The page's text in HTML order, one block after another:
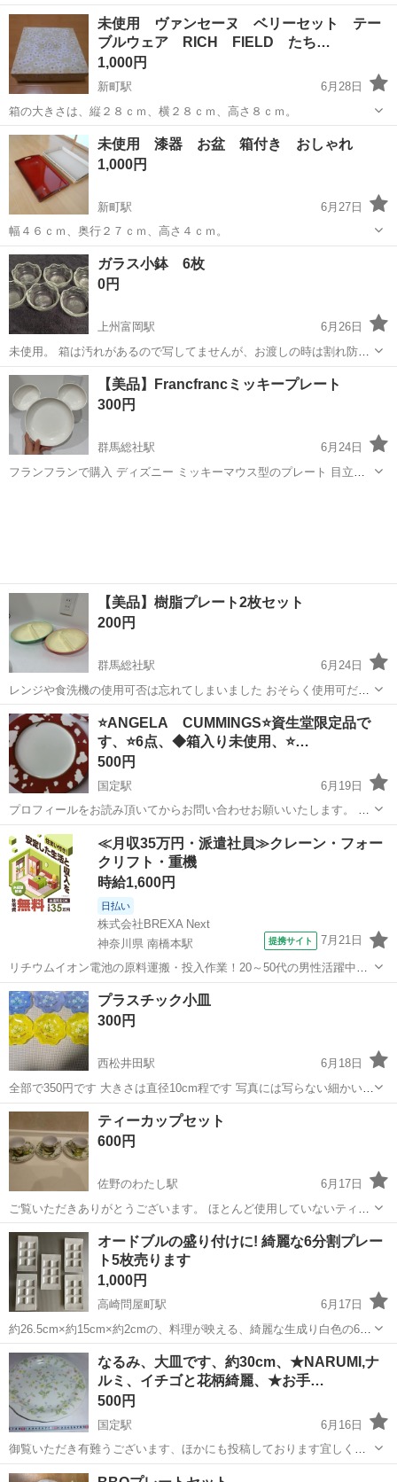
しくおねがいします。
群馬 安中市 磯部駅
未使用 ヴァンセーヌ ベリーセット テー
ブルウェア RICH FIELD たち…
1,000円
新町駅
6月28日
箱の大きさは、縦２８ｃｍ、横２８ｃｍ、高さ８ｃｍ。
群馬 佐波郡 新町駅 食器 たち吉
未使用 漆器 お盆 箱付き おしゃれ
1,000円
新町駅
6月27日
幅４６ｃｍ、奥行２７ｃｍ、高さ４ｃｍ。
群馬 佐波郡 新町駅 食器
ガラス小鉢 6枚
0円
上州富岡駅
6月26日
未使用。 箱は汚れがあるので写してませんが、お渡しの時は割れ防止
のため箱に入れます。 直径12.5センチ。 サイズ感が分かるように2枚
目は卵を入れてます。 ★富岡市近郊での受渡し希望
群馬 富岡市 上州富岡駅 小鉢
【美品】Francfrancミッキープレート
300円
群馬総社駅
6月24日
フランフランで購入 ディズニー ミッキーマウス型のプレート 目立っ
【美品】樹脂プレート2枚セット
200円
群馬総社駅
6月24日
レンジや食洗機の使用可否は忘れてしまいました おそらく使用可だっ
たと思います 引渡場所は「ナポリの食卓高崎店」駐車場 連絡順ではな
く取引の早い方を優先します 取引後はノークレーム､ノーリターンで
ご了承いただける方のみお...
群馬 高崎市 食洗機
⭐ANGELA CUMMINGS⭐資生堂限定品で
す、⭐6点、◆箱入り未使用、⭐…
500円
国定駅
6月19日
プロフィールをお読み頂いてからお問い合わせお願いいたします。 未
読はご返信致しません。 他に投稿してます、よろしくお願いいたしま
す。
群馬 伊勢崎市 国定駅 食器 資生堂
≪月収35万円・派遣社員≫クレーン・フォー
クリフト・重機
時給1,600円
日払い
株式会社BREXA Next
神奈川県 南橋本駅
提携サイト 7月21日
リチウムイオン電池の原料運搬・投入作業！20～50代の男性活躍中★
ワンルーム寮完備！赴任旅費会社負担！年間休日130日★フォークリフ
ト免許お持ちの方、活躍中！就業先食堂利用可★《神奈川県相模原
市》 人気の工場のお仕事 ◇電...
神奈川 相模原市 南橋本駅 その他
プラスチック小皿
300円
西松井田駅
6月18日
全部で350円です 大きさは直径10cm程です 写真には写らない細かい傷
が少しあります 引き取り限定です NOクレームNOリターンでお願いし
群馬 高崎市 食器
ティーカップセット
600円
佐野のわたし駅
6月17日
ご覧いただきありがとうございます。 ほとんど使用していないティー
カップセットになります。 デザインがリンゴのデザインになっており
とても可愛いデザインになっております。 気になる方がいましたらメ
ッセージ待っています。
群馬 高崎市 佐野のわたし駅 食器 ティーカップ
オードブルの盛り付けに! 綺麗な6分割プレー
ト5枚売ります
1,000円
高崎問屋町駅
6月17日
約26.5cm×約15cm×約2cmの、料理が映える、綺麗な生成り白色の6分
割プレート、６つの凹部の周りを白い縁(デッキ状)が囲んでおり、荒削
りな手作り感と共に伸びやかな印象を受けます。購入後、デッドスト
ックとなっておりまし...
群馬 高崎市 高崎問屋町駅 食器 オードブル
なるみ、大皿です、約30cm、★NARUMI,ナ
ルミ、イチゴと花柄綺麗、★お手…
500円
国定駅
6月16日
御覧いただき有難うございます、ほかにも投稿しております宜しくお
願い致します。 お問合せ前にプロフィールをお読み頂きます様お願い
群馬 伊勢崎市 国定駅